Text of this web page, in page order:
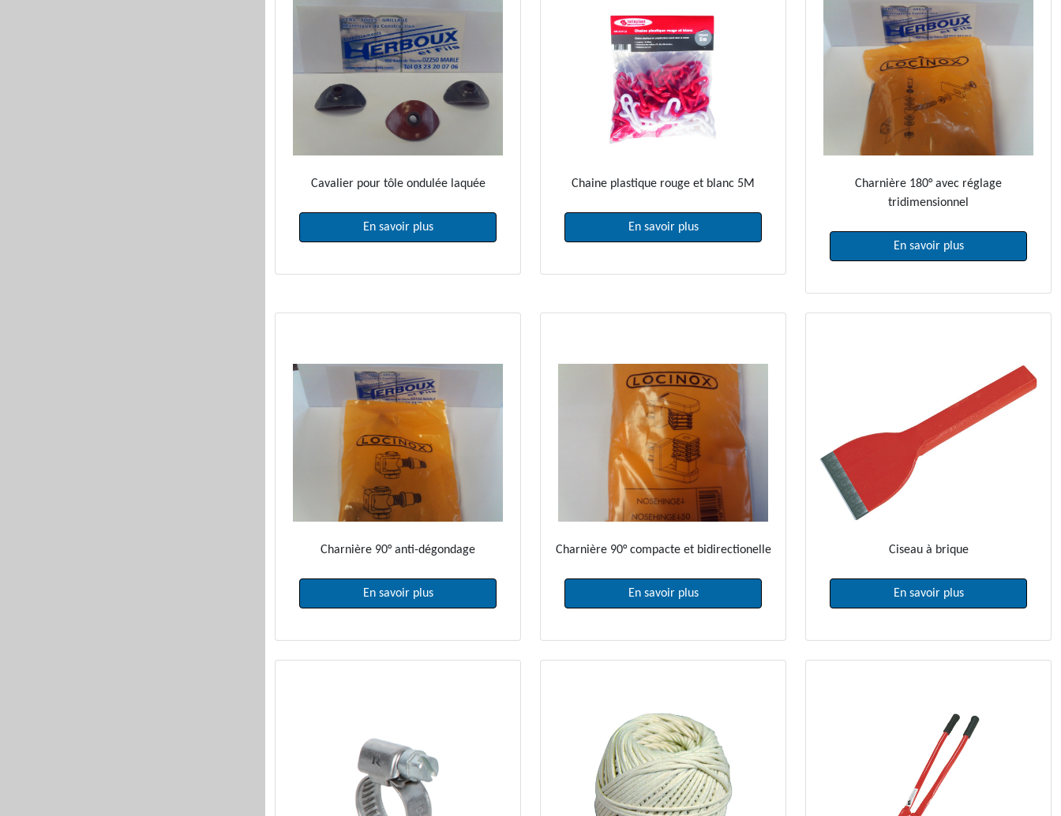
Cavalier pour tôle ondulée laquée
En savoir plus
Chaine plastique rouge et blanc 5M
En savoir plus
Charnière 180° avec réglage
tridimensionnel
En savoir plus
Charnière 90° anti-dégondage
En savoir plus
Charnière 90° compacte et bidirectionelle
En savoir plus
Ciseau à brique
En savoir plus